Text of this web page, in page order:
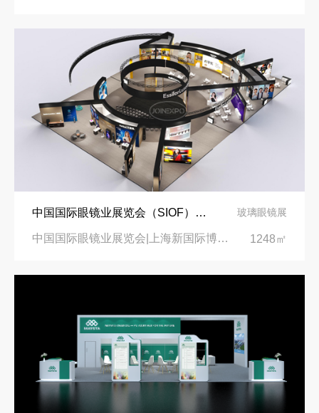
中国国际眼镜业展览会（SIOF）‌展台设计搭建-眼镜业巨头依视路陆逊梯卡 玻璃眼镜展
中国国际眼镜业展览会|上海新国际博览中心‌ 1248㎡